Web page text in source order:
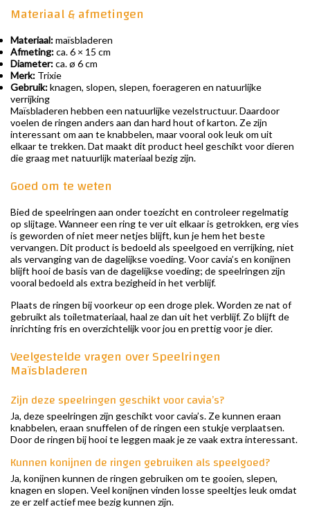
Materiaal & afmetingen
Materiaal:maïsbladeren
Afmeting:ca. 6 × 15 cm
Diameter:ca. ø 6 cm
Merk: Trixie
Gebruik:knagen, slopen, slepen, foerageren en natuurlijke
verrijking
Maïsbladeren hebben een natuurlijke vezelstructuur. Daardoor
voelen de ringen anders aan dan hard hout of karton. Ze zijn
interessant om aan te knabbelen, maar vooral ook leuk om uit
elkaar te trekken. Dat maakt dit product heel geschikt voor dieren
die graag met natuurlijk materiaal bezig zijn.
Goed om te weten
Bied de speelringen aan onder toezicht en controleer regelmatig
op slijtage. Wanneer een ring te ver uit elkaar is getrokken, erg vies
is geworden of niet meer netjes blijft, kun je hem het beste
vervangen. Dit product is bedoeld als speelgoed en verrijking, niet
als vervanging van de dagelijkse voeding. Voor cavia’s en konijnen
blijft hooi de basis van de dagelijkse voeding; de speelringen zijn
vooral bedoeld als extra bezigheid in het verblijf.
Plaats de ringen bij voorkeur op een droge plek. Worden ze nat of
gebruikt als toiletmateriaal, haal ze dan uit het verblijf. Zo blijft de
inrichting fris en overzichtelijk voor jou en prettig voor je dier.
Veelgestelde vragen over Speelringen
Maïsbladeren
Zijn deze speelringen geschikt voor cavia’s?
Ja, deze speelringen zijn geschikt voor cavia’s. Ze kunnen eraan
knabbelen, eraan snuffelen of de ringen een stukje verplaatsen.
Door de ringen bij hooi te leggen maak je ze vaak extra interessant.
Kunnen konijnen de ringen gebruiken als speelgoed?
Ja, konijnen kunnen de ringen gebruiken om te gooien, slepen,
knagen en slopen. Veel konijnen vinden losse speeltjes leuk omdat
ze er zelf actief mee bezig kunnen zijn.